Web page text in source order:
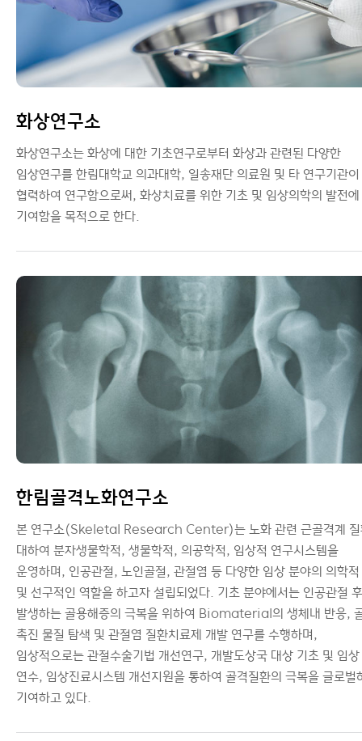
화상연구소
화상연구소는 화상에 대한 기초연구로부터 화상과 관련된 다양한
임상연구를 한림대학교 의과대학, 일송재단 의료원 및 타 연구기관이
협력하여 연구함으로써, 화상치료를 위한 기초 및 임상의학의 발전에
기여함을 목적으로 한다.
한림골격노화연구소
본 연구소(Skeletal Research Center)는 노화 관련 근골격계 질
대하여 분자생물학적, 생물학적, 의공학적, 임상적 연구시스템을
운영하며, 인공관절, 노인골절, 관절염 등 다양한 임상 분야의 의학
및 선구적인 역할을 하고자 설립되었다. 기초 분야에서는 인공관절 후
발생하는 골용해증의 극복을 위하여 Biomaterial의 생체내 반응,
촉진 물질 탐색 및 관절염 질환치료제 개발 연구를 수행하며,
임상적으로는 관절수술기법 개선연구, 개발도상국 대상 기초 및 임상
연수, 임상진료시스템 개선지원을 통하여 골격질환의 극복을 글로벌
기여하고 있다.